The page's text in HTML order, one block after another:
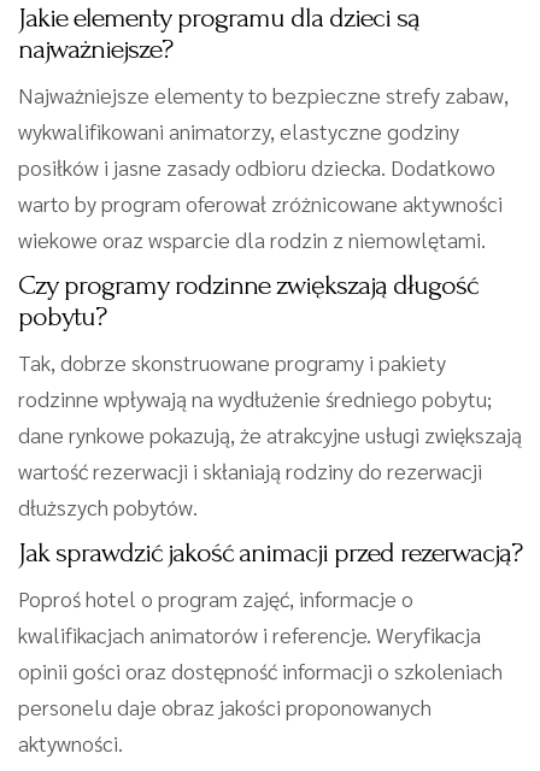
Jakie elementy programu dla dzieci są
najważniejsze?
Najważniejsze elementy to bezpieczne strefy zabaw,
wykwalifikowani animatorzy, elastyczne godziny
posiłków i jasne zasady odbioru dziecka. Dodatkowo
warto by program oferował zróżnicowane aktywności
wiekowe oraz wsparcie dla rodzin z niemowlętami.
Czy programy rodzinne zwiększają długość
pobytu?
Tak, dobrze skonstruowane programy i pakiety
rodzinne wpływają na wydłużenie średniego pobytu;
dane rynkowe pokazują, że atrakcyjne usługi zwiększają
wartość rezerwacji i skłaniają rodziny do rezerwacji
dłuższych pobytów.
Jak sprawdzić jakość animacji przed rezerwacją?
Poproś hotel o program zajęć, informacje o
kwalifikacjach animatorów i referencje. Weryfikacja
opinii gości oraz dostępność informacji o szkoleniach
personelu daje obraz jakości proponowanych
aktywności.